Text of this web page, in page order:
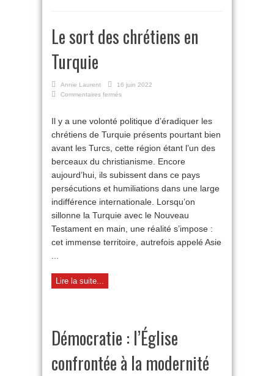
Le sort des chrétiens en
Turquie
Annie Laurent
16 juin 2022
Commentaires fermés
des
chrétiens
Turquie
Il y a une volonté politique d’éradiquer les
chrétiens de Turquie présents pourtant bien
avant les Turcs, cette région étant l’un des
berceaux du christianisme. Encore
aujourd’hui, ils subissent dans ce pays
persécutions et humiliations dans une large
indifférence internationale. Lorsqu’on
sillonne la Turquie avec le Nouveau
Testament en main, une réalité s’impose :
cet immense territoire, autrefois appelé Asie
Lire la suite...
Démocratie : l’Église
confrontée à la modernité